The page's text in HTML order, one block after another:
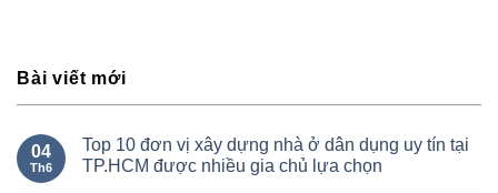
Bài viết mới
04
Th6
Top 10 đơn vị xây dựng nhà ở dân dụng uy tín tại
TP.HCM được nhiều gia chủ lựa chọn